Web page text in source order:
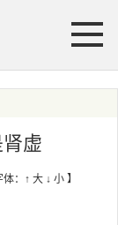
虚
体： ↑ 大 ↓ 小 】